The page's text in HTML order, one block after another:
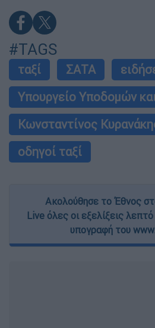
#TAGS
ταξί ΣΑΤΑ
Υπουργείο Υποδομών
Κωνσταντίνος
οδηγοί ταξί
Ακολούθησε το Έθνος
Live όλες οι εξελίξεις
υπογραφή του